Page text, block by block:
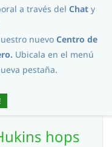
hops
a través del Chat y
nuevo Centro de
Ubicala en el menú
pestaña.